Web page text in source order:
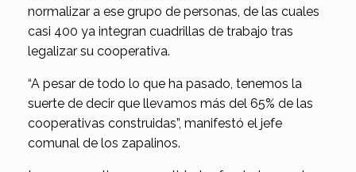
normalizar a ese grupo de personas, de las cuales
casi 400 ya integran cuadrillas de trabajo tras
legalizar su cooperativa.
“A pesar de todo lo que ha pasado, tenemos la
suerte de decir que llevamos más del 65% de las
cooperativas construidas”, manifestó el jefe
comunal de los zapalinos.